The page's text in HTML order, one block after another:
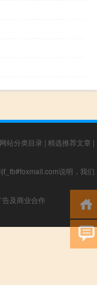
网站分类目录 | 精选推荐文章 |
f_fb#foxmail.com说明，我们
及商业合作